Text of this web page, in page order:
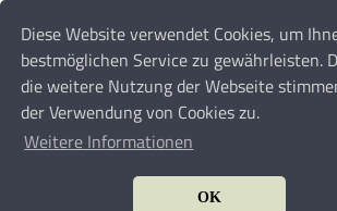
Diese Website verwendet Cookies, um
bestmöglichen Service zu gewährleisten.
die weitere Nutzung der Webseite
der Verwendung von Cookies zu.
Weitere Informationen
OK